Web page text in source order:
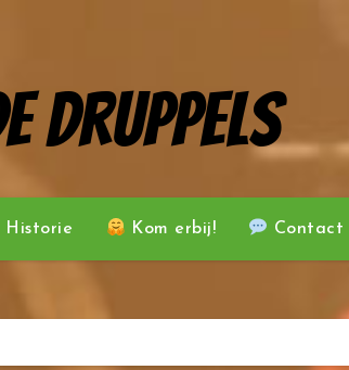
Druppels
Historie Kom erbij! Contact